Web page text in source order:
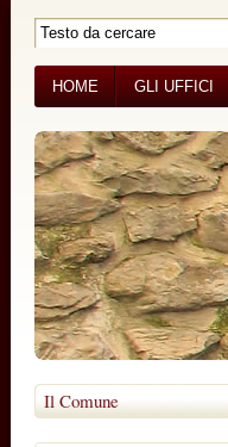
HOME GLI UFFICI
BANDI DI GARA
Il Comune